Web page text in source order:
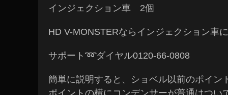
インジェクション車 2個
HD V-MONSTERならインジェクション車
サポート➿ダイヤル0120-66-0808
簡単に説明すると、ショベル以前のポイン
ポイントの横にコンデンサーが普通はつい